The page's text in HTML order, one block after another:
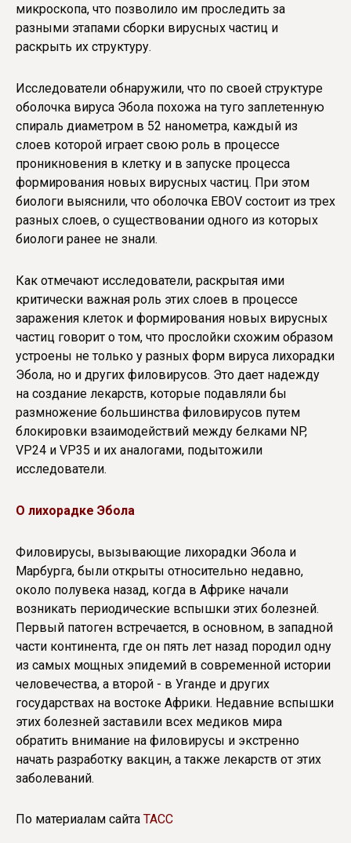
микроскопа, что позволило им проследить за
разными этапами сборки вирусных частиц и
раскрыть их структуру.
Исследователи обнаружили, что по своей структуре
оболочка вируса Эбола похожа на туго заплетенную
спираль диаметром в 52 нанометра, каждый из
слоев которой играет свою роль в процессе
проникновения в клетку и в запуске процесса
формирования новых вирусных частиц. При этом
биологи выяснили, что оболочка EBOV состоит из трех
разных слоев, о существовании одного из которых
биологи ранее не знали.
Как отмечают исследователи, раскрытая ими
критически важная роль этих слоев в процессе
заражения клеток и формирования новых вирусных
частиц говорит о том, что прослойки схожим образом
устроены не только у разных форм вируса лихорадки
Эбола, но и других филовирусов. Это дает надежду
на создание лекарств, которые подавляли бы
размножение большинства филовирусов путем
блокировки взаимодействий между белками NP,
VP24 и VP35 и их аналогами, подытожили
исследователи.
О лихорадке Эбола
Филовирусы, вызывающие лихорадки Эбола и
Марбурга, были открыты относительно недавно,
около полувека назад, когда в Африке начали
возникать периодические вспышки этих болезней.
Первый патоген встречается, в основном, в западной
части континента, где он пять лет назад породил одну
из самых мощных эпидемий в современной истории
человечества, а второй - в Уганде и других
государствах на востоке Африки. Недавние вспышки
этих болезней заставили всех медиков мира
обратить внимание на филовирусы и экстренно
начать разработку вакцин, а также лекарств от этих
заболеваний.
По материалам сайта ТАСС